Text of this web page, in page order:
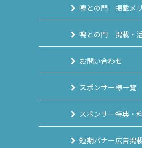
鳴との門 掲載メ
鳴との門 掲載・
お問い合わせ
スポンサー様一覧
スポンサー特典・
短期バナー広告掲